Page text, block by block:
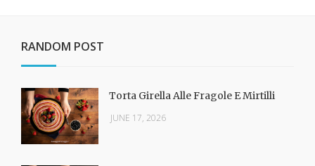
RANDOM POST
Torta Girella Alle Fragole E Mirtilli
JUNE 17, 2026